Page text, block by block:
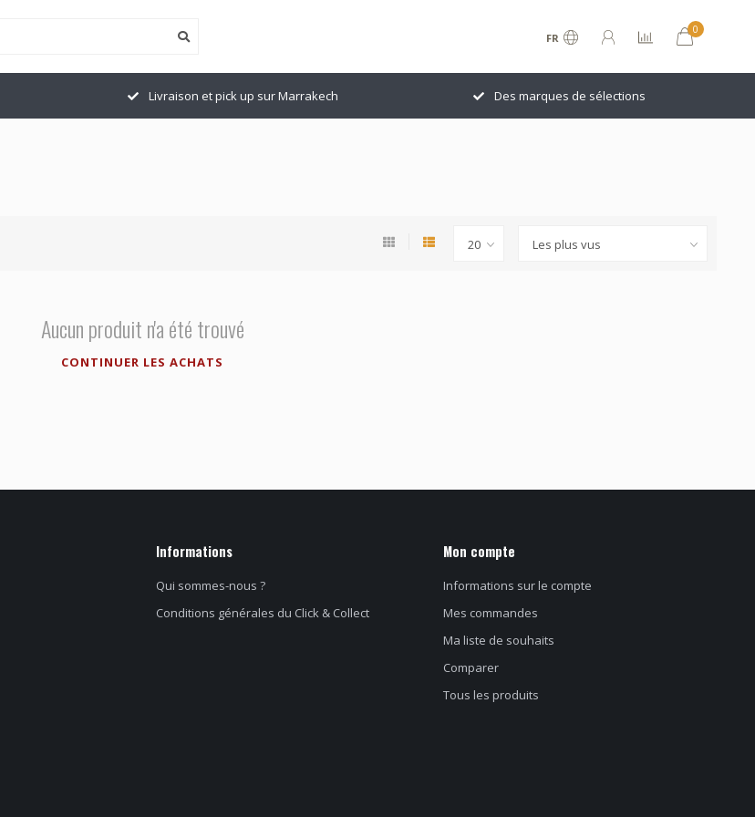
FR
0
Livraison et pick up sur Marrakech Des marques de sélections
Aucun produit n'a été trouvé
CONTINUER LES ACHATS
Informations
Qui sommes-nous ?
Conditions générales du Click & Collect
Mon compte
Informations sur le compte
Mes commandes
Ma liste de souhaits
Comparer
Tous les produits